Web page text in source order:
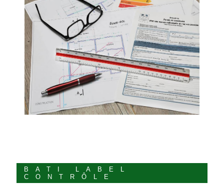
BATI LABEL
CONTRÔLE